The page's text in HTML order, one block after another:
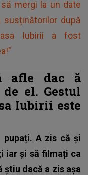
mergi la un date
susținătorilor după
Iubirii a fost
afle dac ă
el. Gestul
Iubirii este
pupați. A zis că și
iar și să filmați ca
știu dacă a zis așa